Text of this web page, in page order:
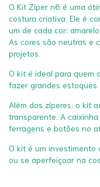
O Kit Zíper n6 é uma
costura criativa. Ele é
um de cada cor:
As cores são neutras e
projetos.
O kit é ideal para quem
fazer grandes estoques.
Além dos zíperes, o kit
transparente. A
ferragens e botões no
O kit é um investimento
ou se aperfeiçoar na